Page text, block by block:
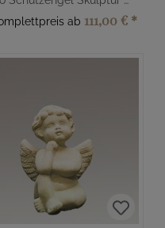
ab 111,00 € *